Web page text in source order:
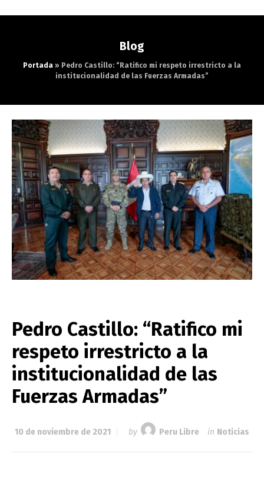
Blog
Portada » Pedro Castillo: “Ratifico mi respeto irrestricto a la
institucionalidad de las Fuerzas Armadas”
Pedro Castillo: “Ratifico mi
respeto irrestricto a la
institucionalidad de las
Fuerzas Armadas”
10 de noviembre de 2021 by Peru Libre in Noticias